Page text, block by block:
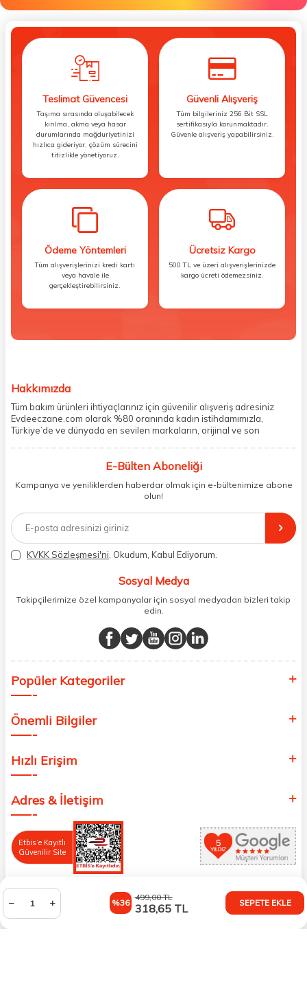
%36
499,00TL
318,65TL SEPETE EKLE
Teslimat Güvencesi
Taşıma sırasında oluşabilecek
kırılma, akma veya hasar
durumlarında mağduriyetinizi
hızlıca gideriyor, çözüm sürecini
titizlikle yönetiyoruz.
Güvenli Alışveriş
Tüm bilgileriniz 256 Bit SSL
sertifikasıyla korunmaktadır.
Güvenle alışveriş yapabilirsiniz.
Ödeme Yöntemleri
Tüm alışverişlerinizi kredi kartı
veya havale ile
gerçekleştirebilirsiniz.
Ücretsiz Kargo
500 TL ve üzeri alışverişlerinizde
kargo ücreti ödemezsiniz.
Hakkımızda
Tüm bakım ürünleri ihtiyaçlarınız için güvenilir alışveriş adresiniz
Evdeeczane.com olarak %80 oranında kadın istihdamımızla,
Türkiye’de ve dünyada en sevilen markaların, orijinal ve son
paketliyoruz. Herhangi bir durumdan dolayı olumsuz olarak geri
müşteri temsilcilerimiz aracılığı ile gerekli tüm desteği sağlıyoruz.
2017 yılından bugüne, yüzlerce marka ve binlerce ürün seçeneğini
doğrudan markalardan ya da markaların yetkili Türkiye
distribütörlerinden faturalı olarak tedarik ediyor ve müşterilerimize
aynı şekilde faturalı ve orijinal ambalajlarda gönderim sağlıyoruz.
Paketleme sürecinde geri dönüştürülebilir malzemeler kullanarak
atık oranımızı en aza indiriyor ve daha yaşanabilir bir dünya
E-Bülten Aboneliği
Kampanya ve yeniliklerden haberdar olmak için e-bültenimize abone
olun!
KVKK Sözleşmesi'ni , Okudum, Kabul Ediyorum.
Sosyal Medya
Takipçilerimize özel kampanyalar için sosyal medyadan bizleri takip
edin.
Popüler Kategoriler
Önemli Bilgiler
Hızlı Erişim
Adres & İletişim
Etbis’e Kayıtlı
Güvenilir Site